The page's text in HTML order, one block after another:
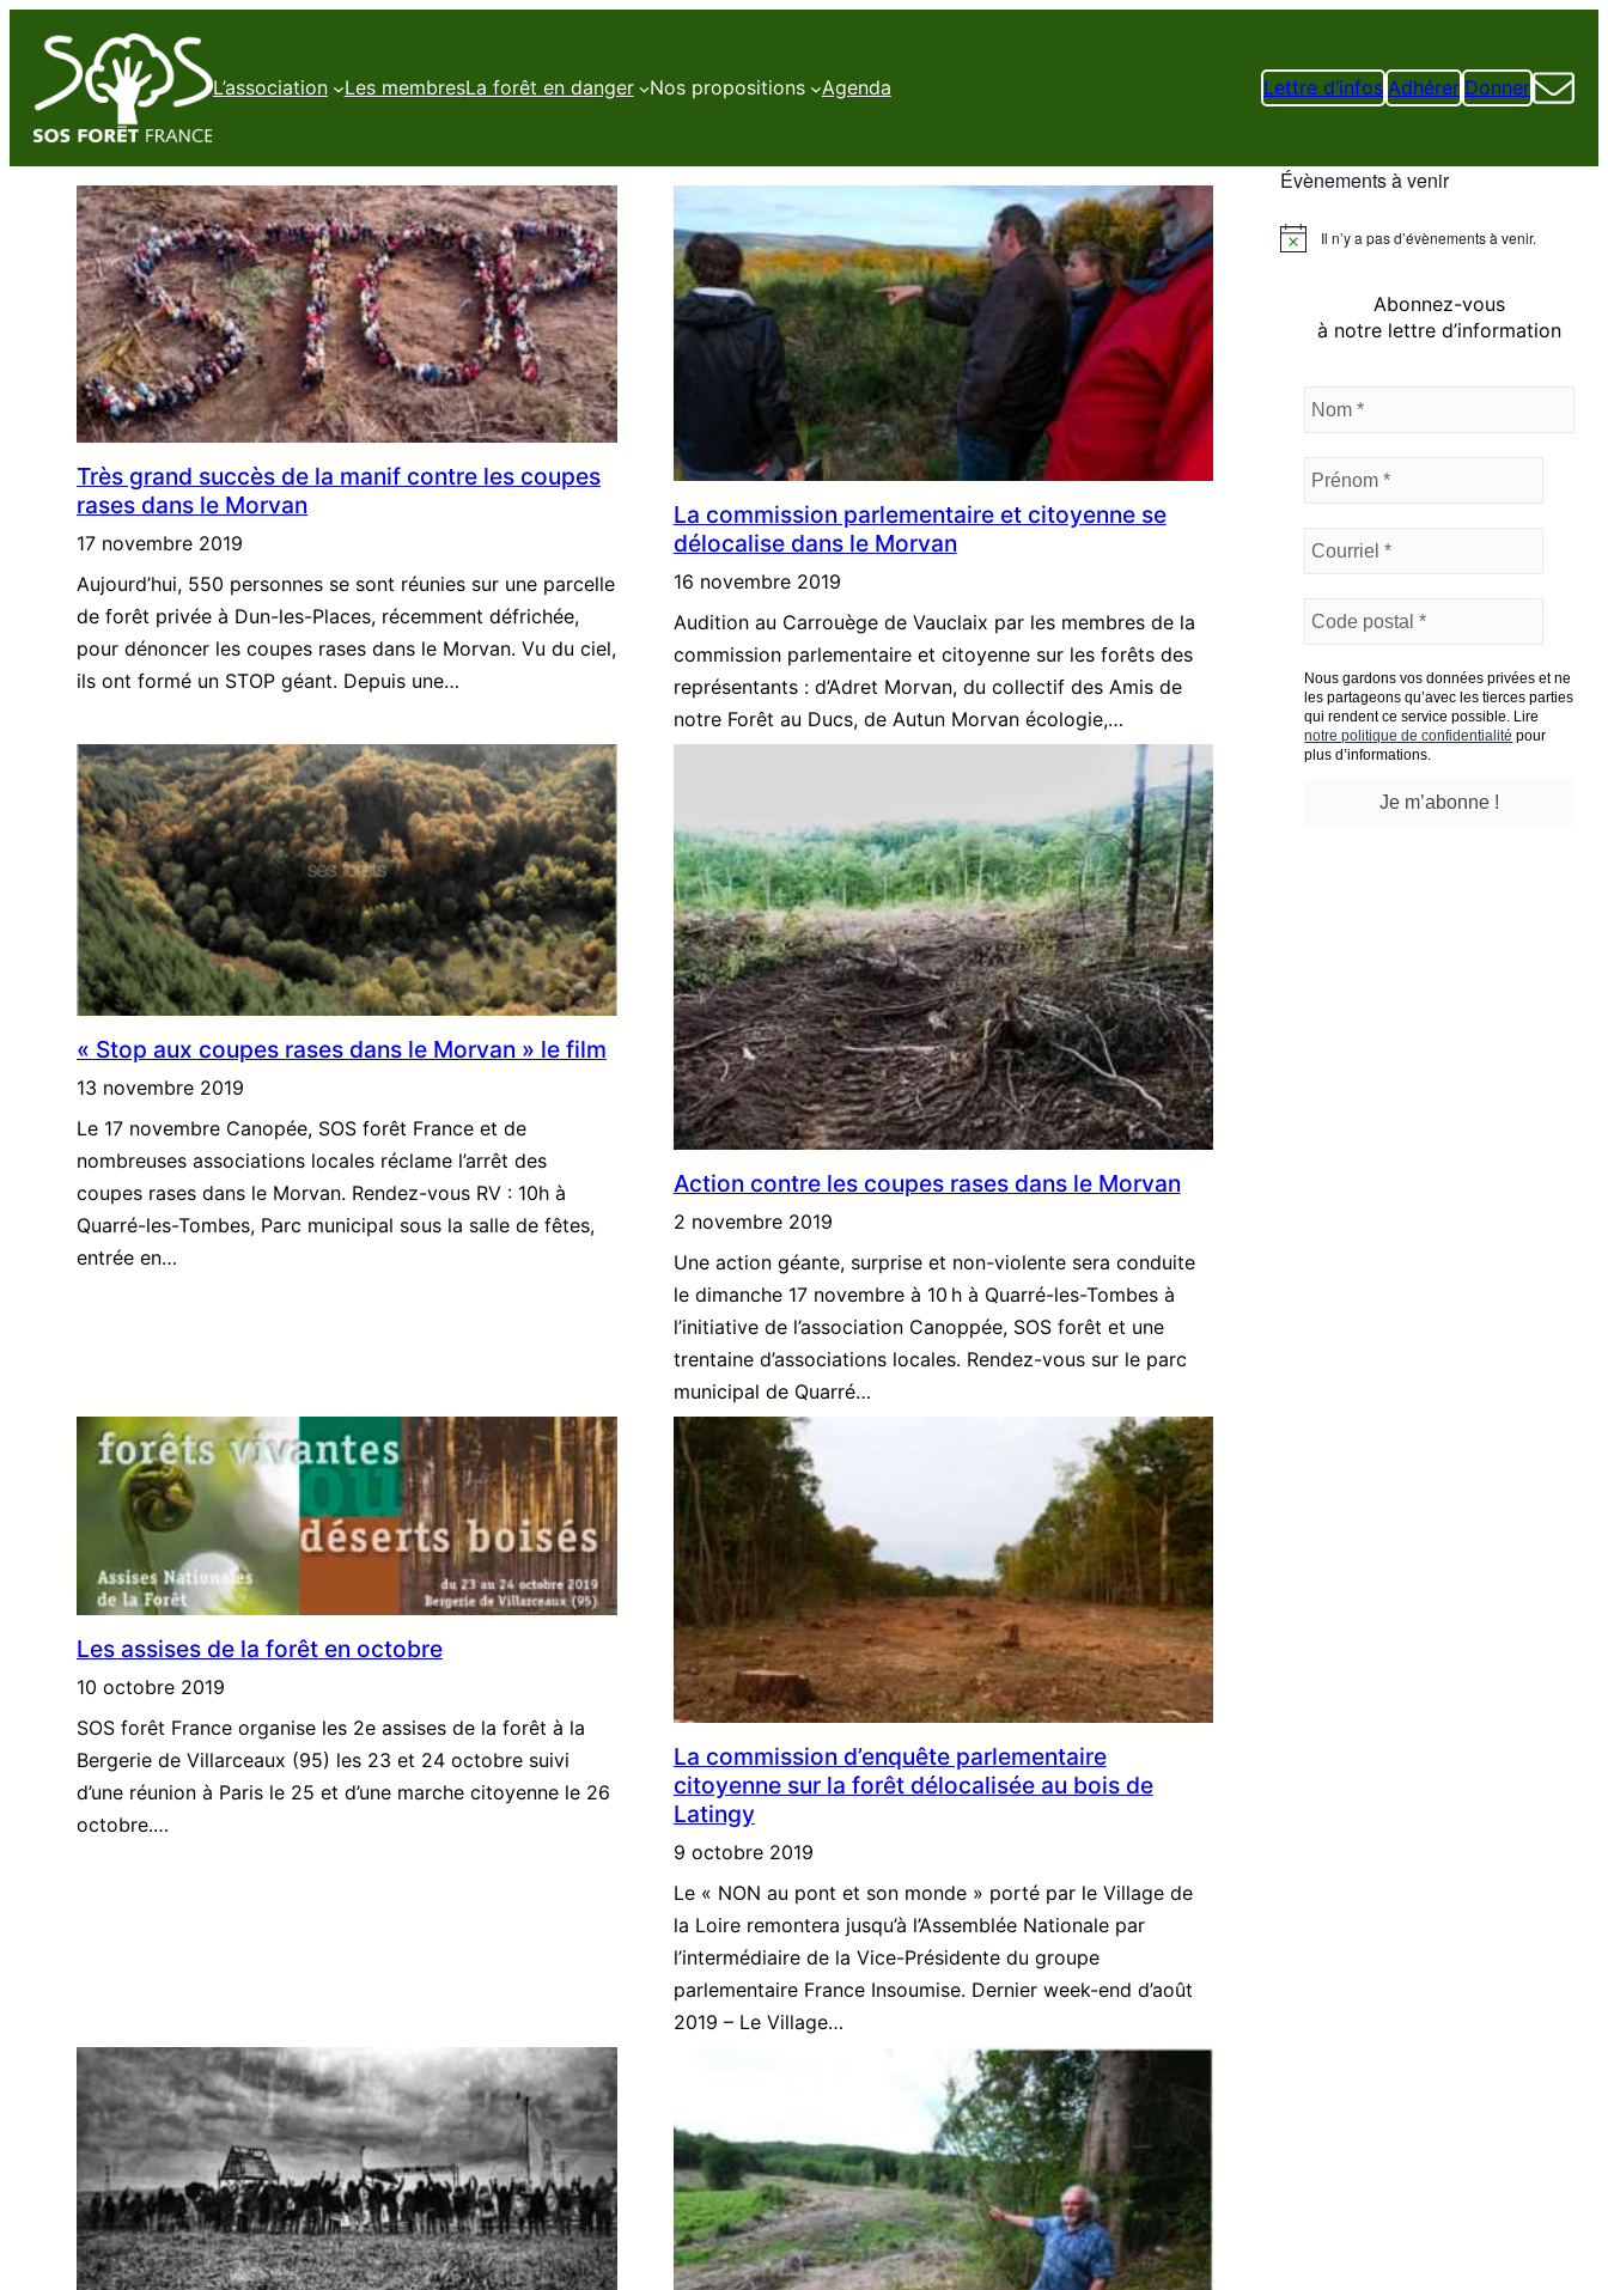
L’association Les membresLa forêt en danger Nos propositions Agenda Lettre d’infos Adhérer Donner
Très grand succès de la manif contre les coupes
rases dans le Morvan
17 novembre 2019
Aujourd’hui, 550 personnes se sont réunies sur une parcelle
de forêt privée à Dun-les-Places, récemment défrichée,
pour dénoncer les coupes rases dans le Morvan. Vu du ciel,
ils ont formé un STOP géant. Depuis une…
La commission parlementaire et citoyenne se
délocalise dans le Morvan
16 novembre 2019
Audition au Carrouège de Vauclaix par les membres de la
commission parlementaire et citoyenne sur les forêts des
représentants : d’Adret Morvan, du collectif des Amis de
notre Forêt au Ducs, de Autun Morvan écologie,…
« Stop aux coupes rases dans le Morvan » le film
13 novembre 2019
Le 17 novembre Canopée, SOS forêt France et de
nombreuses associations locales réclame l’arrêt des
coupes rases dans le Morvan. Rendez-vous RV : 10h à
Quarré-les-Tombes, Parc municipal sous la salle de fêtes,
entrée en…
Action contre les coupes rases dans le Morvan
2 novembre 2019
Une action géante, surprise et non-violente sera conduite
le dimanche 17 novembre à 10 h à Quarré-les-Tombes à
l’initiative de l’association Canoppée, SOS forêt et une
trentaine d’associations locales. Rendez-vous sur le parc
municipal de Quarré…
Les assises de la forêt en octobre
10 octobre 2019
SOS forêt France organise les 2e assises de la forêt à la
Bergerie de Villarceaux (95) les 23 et 24 octobre suivi
d’une réunion à Paris le 25 et d’une marche citoyenne le 26
octobre.…
La commission d’enquête parlementaire
citoyenne sur la forêt délocalisée au bois de
Latingy
9 octobre 2019
Le « NON au pont et son monde » porté par le Village de
la Loire remontera jusqu’à l’Assemblée Nationale par
l’intermédiaire de la Vice-Présidente du groupe
parlementaire France Insoumise. Dernier week-end d’août
2019 – Le Village…
Évènements à venir
N
Il n’y a pas d’évènements à venir.
Abonnez-vous
à notre lettre d’information
Nous gardons vos données privées et ne
les partageons qu’avec les tierces parties
qui rendent ce service possible. Lire
notre politique de confidentialité pour
plus d’informations.